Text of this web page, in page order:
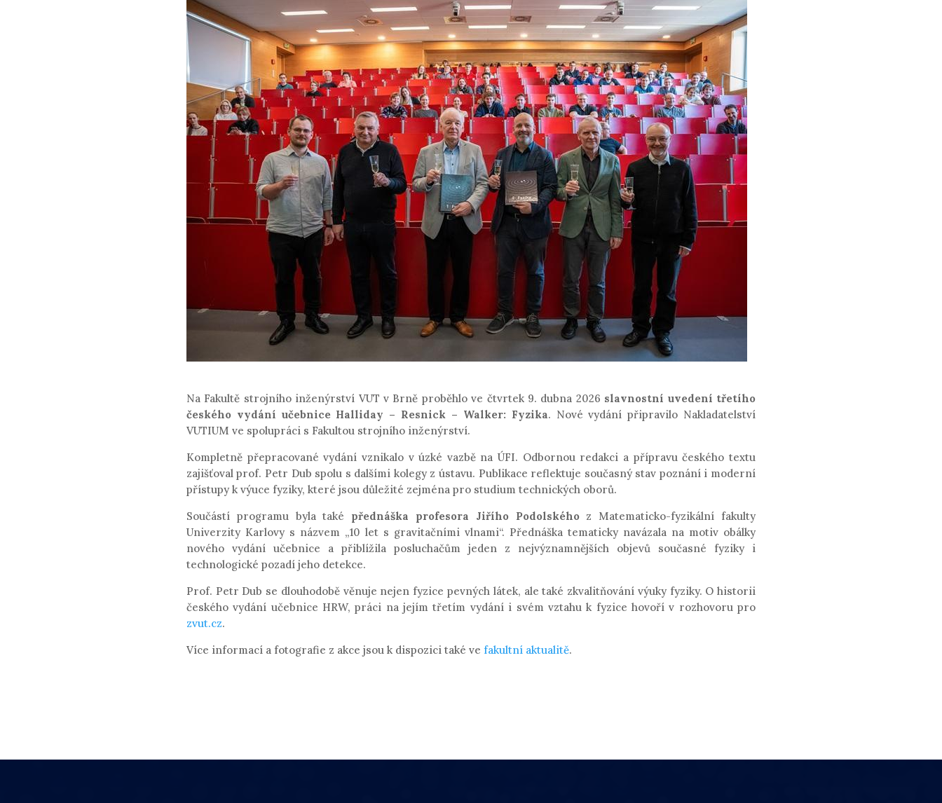
Na Fakultě strojního inženýrství VUT v Brně proběhlo ve čtvrtek 9. dubna 2026 slavnostní uvedení třetího
českého vydání učebnice Halliday – Resnick – Walker: Fyzika. Nové vydání připravilo Nakladatelství
VUTIUM ve spolupráci s Fakultou strojního inženýrství.
Kompletně přepracované vydání vznikalo v úzké vazbě na ÚFI. Odbornou redakci a přípravu českého textu
zajišťoval prof. Petr Dub spolu s dalšími kolegy z ústavu. Publikace reflektuje současný stav poznání i moderní
přístupy k výuce fyziky, které jsou důležité zejména pro studium technických oborů.
Součástí programu byla také přednáška profesora Jiřího Podolskéhoz Matematicko-fyzikální fakulty
Univerzity Karlovy s názvem „10 let s gravitačními vlnami“. Přednáška tematicky navázala na motiv obálky
nového vydání učebnice a přiblížila posluchačům jeden z nejvýznamnějších objevů současné fyziky i
technologické pozadí jeho detekce.
Prof. Petr Dub se dlouhodobě věnuje nejen fyzice pevných látek, ale také zkvalitňování výuky fyziky. O historii
českého vydání učebnice HRW, práci na jejím třetím vydání i svém vztahu k fyzice hovoří v rozhovoru pro
zvut.cz.
Více informací a fotografie z akce jsou k dispozici také ve fakultní aktualitě.